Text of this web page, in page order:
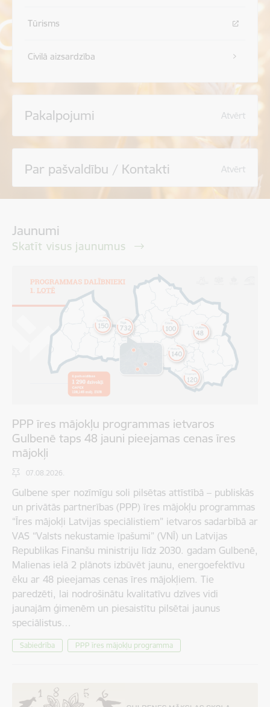
Tūrisms
Civilā aizsardzība
Pakalpojumi Atvērt
Par pašvaldību / Kontakti Atvērt
Jaunumi
Skatīt visus jaunumus
PPP īres mājokļu programmas ietvaros
Gulbenē taps 48 jauni pieejamas cenas īres
mājokļi
07.08.2026.
Gulbene sper nozīmīgu soli pilsētas attīstībā – publiskās
un privātās partnerības (PPP) īres mājokļu programmas
“Īres mājokļi Latvijas speciālistiem” ietvaros sadarbībā ar
VAS “Valsts nekustamie īpašumi” (VNĪ) un Latvijas
Republikas Finanšu ministriju līdz 2030. gadam Gulbenē,
Malienas ielā 2 plānots izbūvēt jaunu, energoefektīvu
ēku ar 48 pieejamas cenas īres mājokļiem. Tie
paredzēti, lai nodrošinātu kvalitatīvu dzīves vidi
jaunajām ģimenēm un piesaistītu pilsētai jaunus
speciālistus…
Sabiedrība PPP īres mājokļu programma